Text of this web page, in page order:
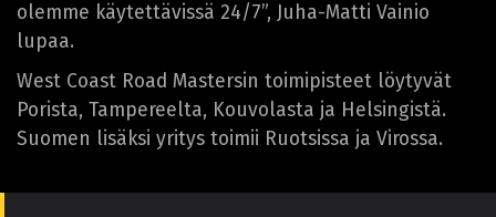
olemme käytettävissä 24/7”, Juha-Matti Vainio
lupaa.
West Coast Road Mastersin toimipisteet löytyvät
Porista, Tampereelta, Kouvolasta ja Helsingistä.
Suomen lisäksi yritys toimii Ruotsissa ja Virossa.